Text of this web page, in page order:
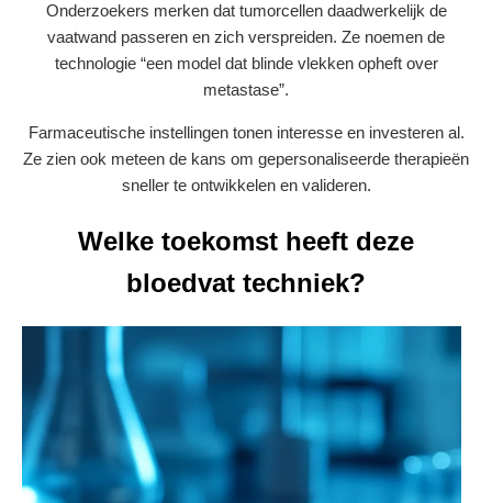
Onderzoekers merken dat tumorcellen daadwerkelijk de
vaatwand passeren en zich verspreiden. Ze noemen de
technologie “een model dat blinde vlekken opheft over
metasta­se”.
Farmaceutische instellingen tonen interesse en investeren al.
Ze zien ook meteen de kans om gepersonaliseerde therapieën
sneller te ontwikkelen en valideren.
Welke toekomst heeft deze
bloedvat techniek?